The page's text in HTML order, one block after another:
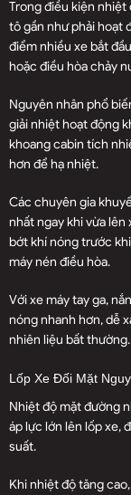
Trong điều kiện nhiệt
tô gần như phải hoạt
điểm nhiều xe bắt
hoặc điều hòa chảy
Nguyên nhân phổ
giải nhiệt hoạt động
khoang cabin tích
hơn để hạ nhiệt.
Các chuyên gia
nhất ngay khi vừa lên
bớt khí nóng trước
máy nén điều hòa.
Với xe máy tay ga,
nóng nhanh hơn, dễ
nhiên liệu bất thường.
Lốp Xe Đối Mặt
Nhiệt độ mặt đường
áp lực lớn lên lốp xe,
suất.
Khi nhiệt độ tăng